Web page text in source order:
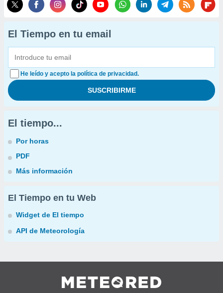
El Tiempo en tu email
He leído y acepto la política de privacidad.
El tiempo...
Por horas
PDF
Más información
El Tiempo en tu Web
Widget de El tiempo
API de Meteorología